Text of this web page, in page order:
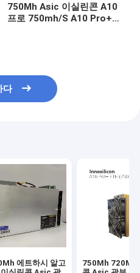
750Mh Asic 이실린콘 A10
프로 750mh/S A10 Pro+
다
에트하시 알고
750Mh 720Mh